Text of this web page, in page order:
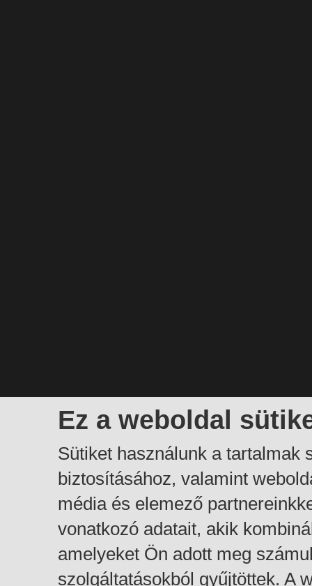
Ez a weboldal
Sütiket használunk a tartalmak
biztosításához, valamint
média és elemező
vonatkozó adatait, akik
amelyeket Ön adott meg
szolgáltatásokból gyűjtöttek. A